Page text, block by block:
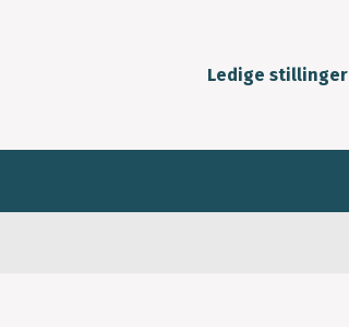
Ledige stillinger